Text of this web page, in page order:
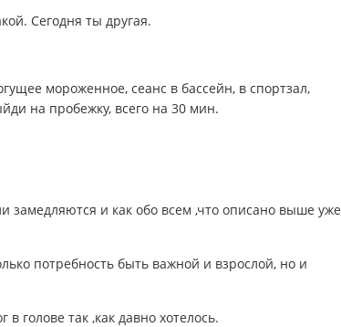
Сегодня ты другая.
мороженное, сеанс в бассейн, в спортзал,
на пробежку, всего на 30 мин.
замедляются и как обо всем ,что описано выше уже
потребность быть важной и взрослой, но и
голове так ,как давно хотелось.